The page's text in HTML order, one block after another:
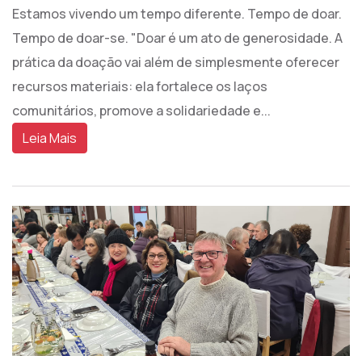
Estamos vivendo um tempo diferente. Tempo de doar.
Tempo de doar-se. "Doar é um ato de generosidade. A
prática da doação vai além de simplesmente oferecer
recursos materiais: ela fortalece os laços
comunitários, promove a solidariedade e...
Leia Mais